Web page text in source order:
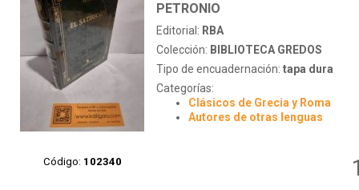
Código: 102340
PETRONIO
Editorial: RBA
Colección: BIBLIOTECA GREDOS
Tipo de encuadernación: tapa dura
Categorías:
Clásicos de Grecia y Roma
Autores de otras lenguas